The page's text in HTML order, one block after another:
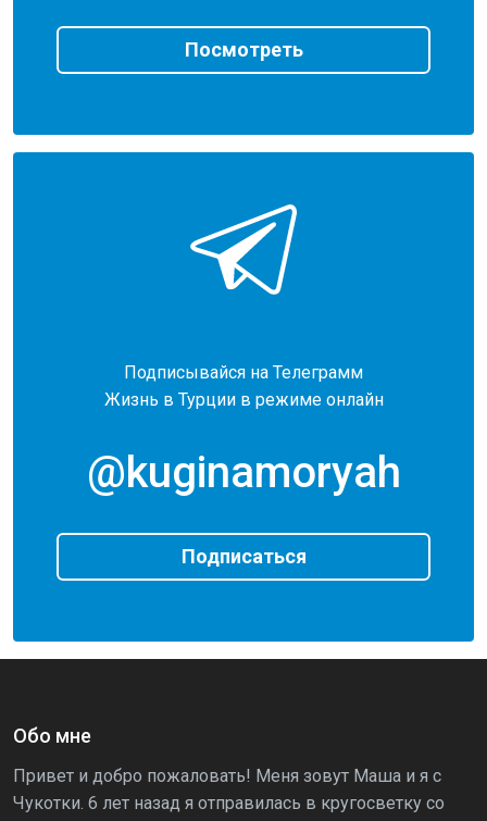
Посмотреть
Подписывайся на Телеграмм
Жизнь в Турции в режиме онлайн
@kuginamoryah
Подписаться
Обо мне
Привет и добро пожаловать! Меня зовут Маша и я с
Чукотки. 6 лет назад я отправилась в кругосветку со